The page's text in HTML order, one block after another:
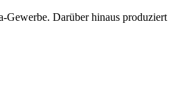
Darüber hinaus